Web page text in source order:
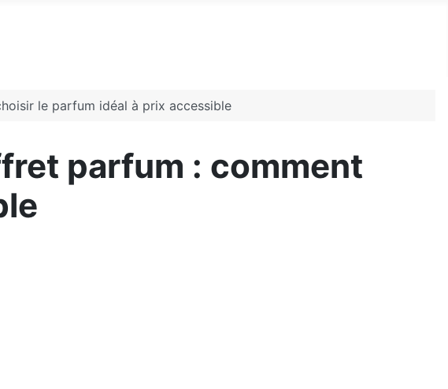
le parfum idéal à prix accessible
parfum : comment